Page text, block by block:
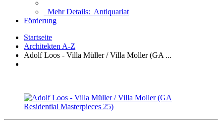
Mehr Details: Antiquariat
Förderung
Startseite
Architekten A-Z
Adolf Loos - Villa Müller / Villa Moller (GA ...